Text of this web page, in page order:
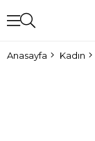
Anasayfa Kadın